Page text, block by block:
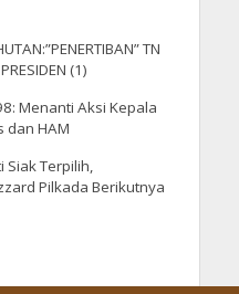
TN
(1)
Menanti Aksi Kepala
dan HAM
Siak Terpilih,
Pilkada Berikutnya